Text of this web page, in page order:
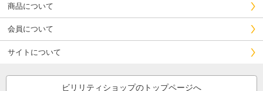
商品について
会員について
サイトについて
ビリリティショップのトップページへ